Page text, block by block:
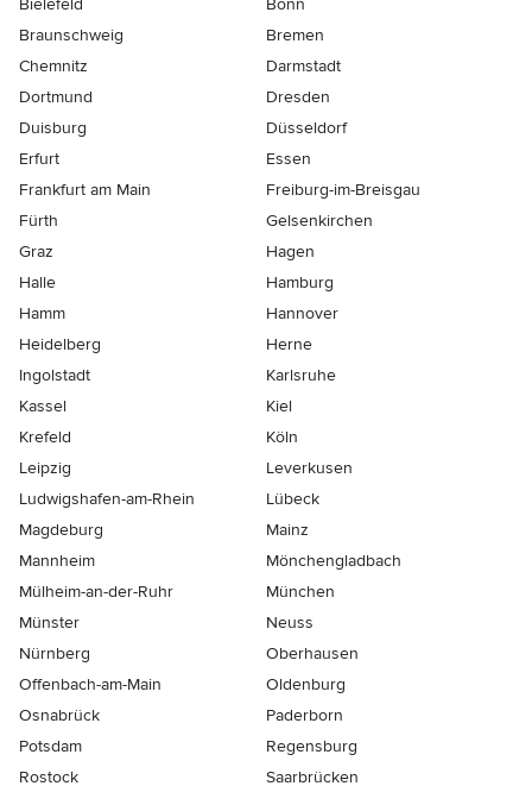
Bielefeld
Bonn
Braunschweig
Bremen
Chemnitz
Darmstadt
Dortmund
Dresden
Duisburg
Düsseldorf
Erfurt
Essen
Frankfurt am Main
Freiburg-im-Breisgau
Fürth
Gelsenkirchen
Graz
Hagen
Halle
Hamburg
Hamm
Hannover
Heidelberg
Herne
Ingolstadt
Karlsruhe
Kassel
Kiel
Krefeld
Köln
Leipzig
Leverkusen
Ludwigshafen-am-Rhein
Lübeck
Magdeburg
Mainz
Mannheim
Mönchen­gladbach
Mülheim-an-der-Ruhr
München
Münster
Neuss
Nürnberg
Oberhausen
Offenbach-am-Main
Oldenburg
Osnabrück
Paderborn
Potsdam
Regensburg
Rostock
Saarbrücken